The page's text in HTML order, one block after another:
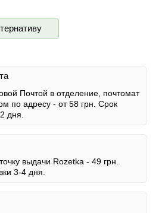
Почтой в отделение, почтомат
по адресу - от 58 грн. Срок
дня.
выдачи Rozetka - 49 грн.
3-4 дня.